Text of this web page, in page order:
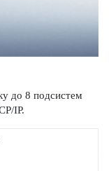
до 8 подсистем
IP.